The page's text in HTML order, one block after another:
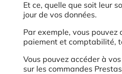
Et ce, quelle que soit leur
jour de vos données.
Par exemple, vous pouvez
paiement et comptabilité,
Vous pouvez accéder à
sur les commandes